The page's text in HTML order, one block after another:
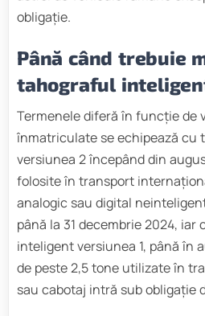
obligație.
Până când trebuie
tahograful
Termenele diferă în funcție de
înmatriculate se echipează cu
versiunea 2 începând din
folosite în transport
analogic sau digital
până la 31 decembrie 2024, iar
inteligent versiunea 1, până în
de peste 2,5 tone utilizate în
sau cabotaj intră sub obligație